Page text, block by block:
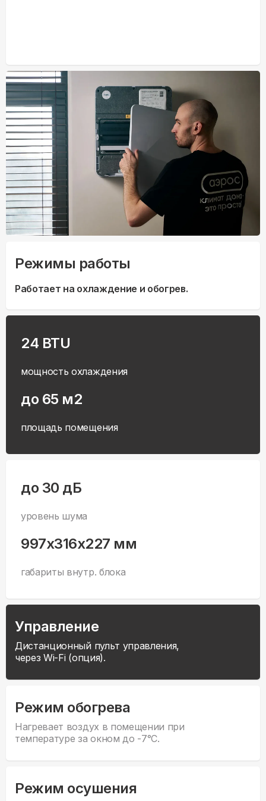
Режимы работы
Работает на охлаждение и обогрев.
24 BTU
мощность охлаждения
до 65 м2
площадь помещения
до 30 дБ
уровень шума
997x316x227 мм
габариты внутр. блока
Управление
Дистанционный пульт управления,
через Wi-Fi (опция).
Режим обогрева
Нагревает воздух в помещении при
температуре за окном до -7°С.
Режим осушения